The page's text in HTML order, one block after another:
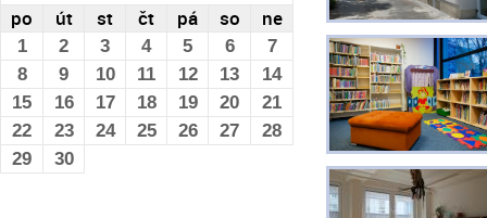
po út st čt pá so ne
1 2 3 4 5 6
7
8
9 10 11 12 13
14
15
16 17 18 19 20
21
22
23 24 25 26 27
28
29
30